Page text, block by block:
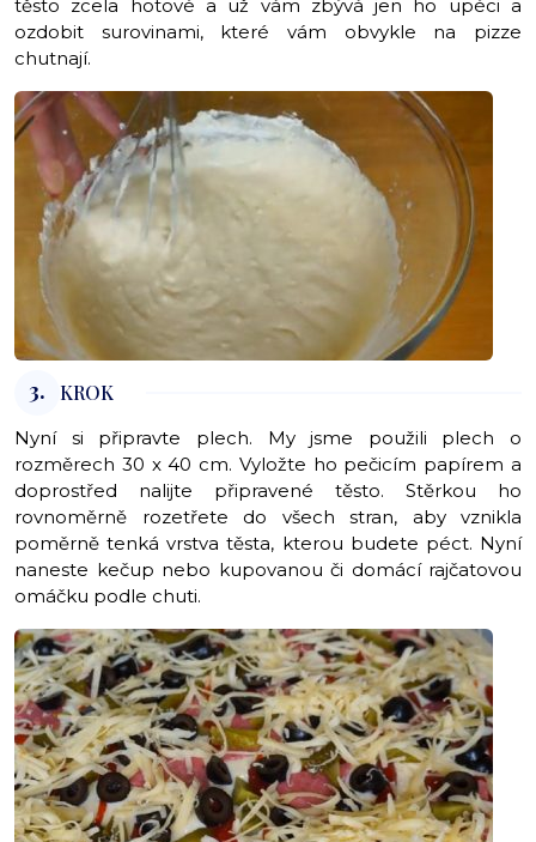
těsto zcela hotové a už vám zbývá jen ho upéci a
ozdobit surovinami, které vám obvykle na pizze
chutnají.
3. KROK
Nyní si připravte plech. My jsme použili plech o
rozměrech 30 x 40 cm. Vyložte ho pečicím papírem a
doprostřed nalijte připravené těsto. Stěrkou ho
rovnoměrně rozetřete do všech stran, aby vznikla
poměrně tenká vrstva těsta, kterou budete péct. Nyní
naneste kečup nebo kupovanou či domácí rajčatovou
omáčku podle chuti.